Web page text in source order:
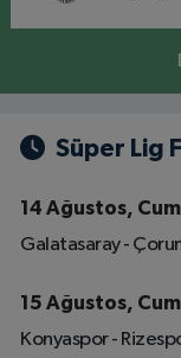
Süper Lig
14 Ağustos,
Galatasaray -
15 Ağustos,
Konyaspor -